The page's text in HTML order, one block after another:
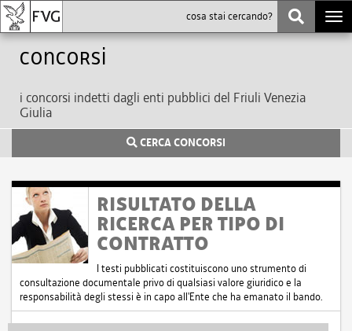
Concorsi
i concorsi indetti dagli enti pubblici del Friuli Venezia
Giulia
CERCA CONCORSI
RISULTATO DELLA
RICERCA PER TIPO DI
CONTRATTO
I testi pubblicati costituiscono uno strumento di
consultazione documentale privo di qualsiasi valore giuridico e la
responsabilità degli stessi è in capo all'Ente che ha emanato il bando.